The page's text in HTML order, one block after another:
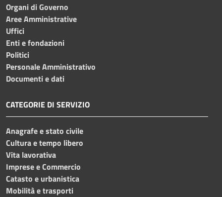
Organi di Governo
Aree Amministrative
Uffici
Enti e fondazioni
Politici
Personale Amministrativo
Documenti e dati
CATEGORIE DI SERVIZIO
Anagrafe e stato civile
Cultura e tempo libero
Vita lavorativa
Imprese e Commercio
Catasto e urbanistica
Mobilità e trasporti